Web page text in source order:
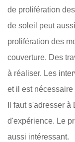
de prolifération
de soleil peut
prolifération des
couverture. Des
à réaliser. Les
et il est
Il faut s'adresser
d'expérience. Le
aussi intéressant.